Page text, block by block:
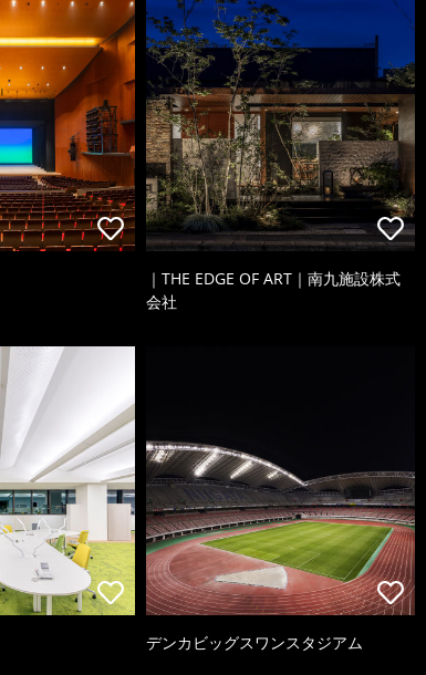
｜THE EDGE OF ART｜南九施設株式
会社
デンカビッグスワンスタジアム